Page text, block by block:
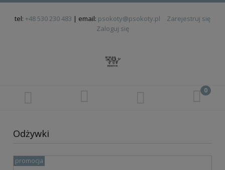
tel: +48 530 230 483 | email: psokoty@psokoty.pl
Zarejestruj się
Zaloguj się
Odżywki
promocja